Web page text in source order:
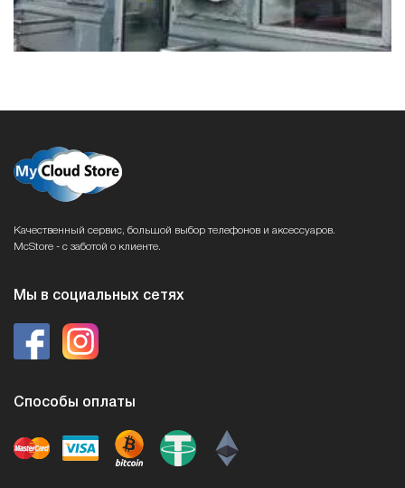
Качественный сервис, большой выбор телефонов и аксессуаров.
McStore - с заботой о клиенте.
Мы в социальных сетях
Способы оплаты